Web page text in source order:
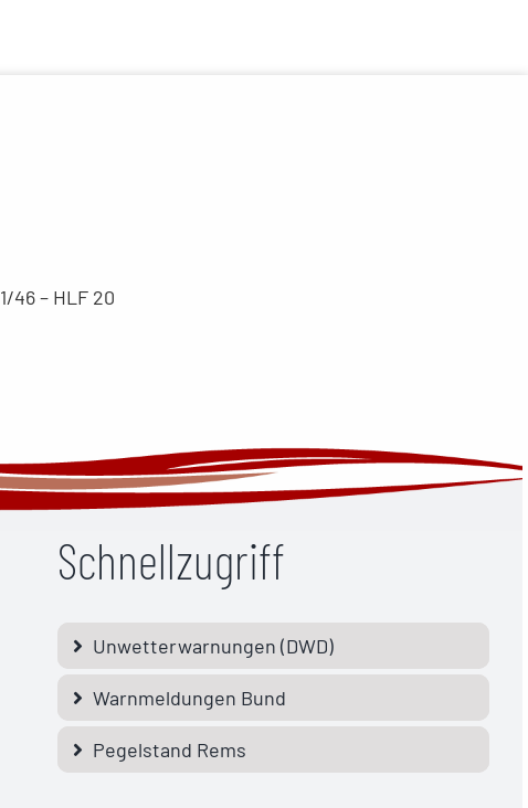
46 – HLF 20
Schnellzugriff
Unwetterwarnungen (DWD)
Warnmeldungen Bund
Pegelstand Rems